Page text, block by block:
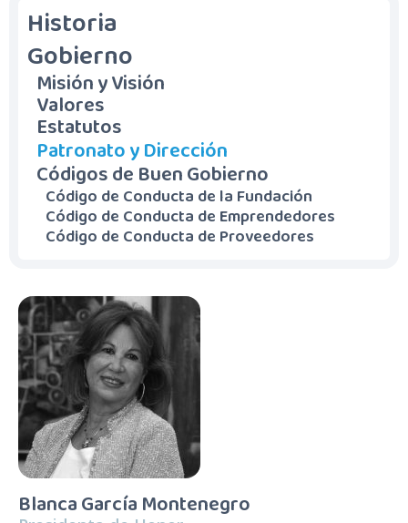
Historia
Gobierno
Misión y Visión
Valores
Estatutos
Patronato y Dirección
Códigos de Buen Gobierno
Código de Conducta de la Fundación
Código de Conducta de Emprendedores
Código de Conducta de Proveedores
Blanca García Montenegro